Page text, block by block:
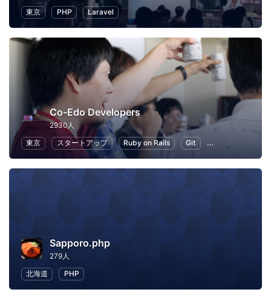
東京
PHP Laravel
Co-Edo Developers
2930人
東京
スタートアップ Ruby on Rails Git プログラミング
Sapporo.php
279人
北海道
PHP